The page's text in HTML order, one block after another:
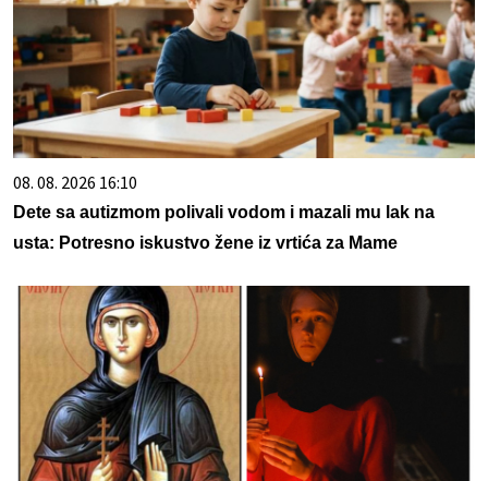
08. 08. 2026 16:10
Dete sa autizmom polivali vodom i mazali mu lak na
usta: Potresno iskustvo žene iz vrtića za Mame